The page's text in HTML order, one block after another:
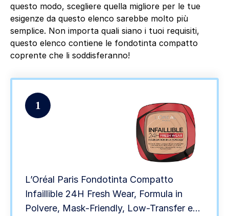
questo modo, scegliere quella migliore per le tue
esigenze da questo elenco sarebbe molto più
semplice. Non importa quali siano i tuoi requisiti,
questo elenco contiene le fondotinta compatto
coprente che li soddisferanno!
1
L’Oréal Paris Fondotinta Compatto
Infaillible 24H Fresh Wear, Formula in
Polvere, Mask-Friendly, Low-Transfer e